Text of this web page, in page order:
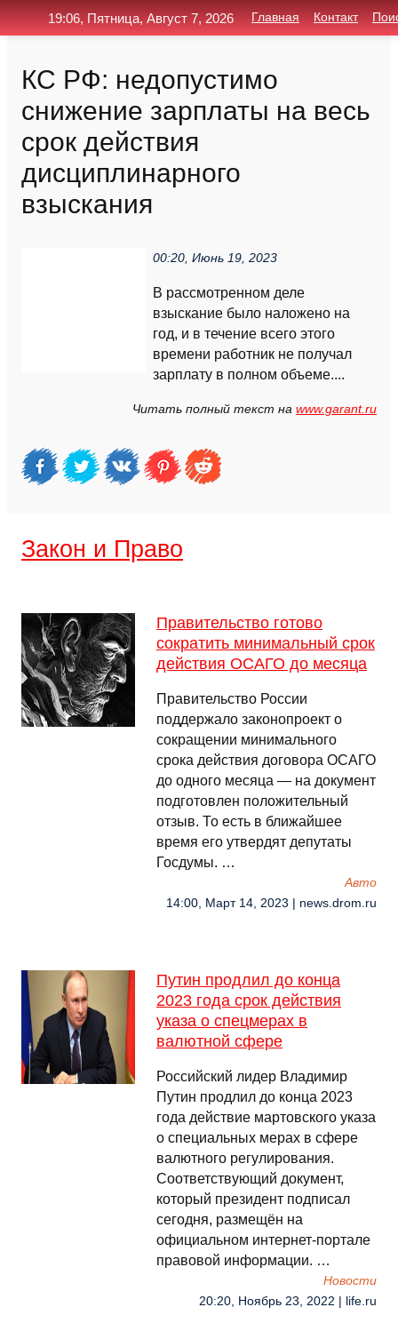
КС РФ: недопустимо
снижение зарплаты на весь
срок действия
дисциплинарного
взыскания
00:20, Июнь 19, 2023
В рассмотренном деле
взыскание было наложено на
год, и в течение всего этого
времени работник не получал
зарплату в полном объеме....
Читать полный текст на www.garant.ru
Закон и Право
Правительство готово
сократить минимальный срок
действия ОСАГО до месяца
Правительство России
поддержало законопроект о
сокращении минимального
срока действия договора ОСАГО
до одного месяца — на документ
подготовлен положительный
отзыв. То есть в ближайшее
время его утвердят депутаты
Госдумы. …
Авто
14:00, Март 14, 2023 | news.drom.ru
Путин продлил до конца
2023 года срок действия
указа о спецмерах в
валютной сфере
Российский лидер Владимир
Путин продлил до конца 2023
года действие мартовского указа
о специальных мерах в сфере
валютного регулирования.
Соответствующий документ,
который президент подписал
сегодня, размещён на
официальном интернет-портале
правовой информации. …
Новости
20:20, Ноябрь 23, 2022 | life.ru
19:06, Пятница, Август 7, 2026 Главная Контакт